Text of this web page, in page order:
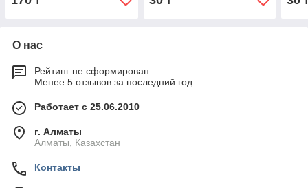
О нас
Рейтинг не сформирован
Менее 5 отзывов за последний год
Работает с 25.06.2010
г. Алматы
Алматы, Казахстан
Контакты